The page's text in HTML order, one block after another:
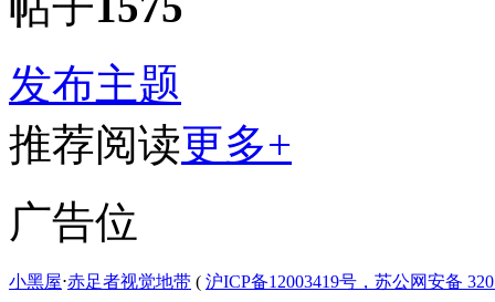
发布主题
推荐阅读更多+
广告位
小黑屋⋅赤足者视觉地带 ( 沪ICP备12003419号，苏公网安备